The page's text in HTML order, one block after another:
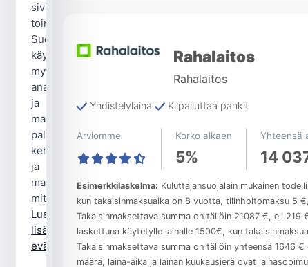
Rahalaitos
Rahalaitos
Yhdistelylaina Kilpailuttaa pankit
Arviomme Korko alkaen
5%
Yhteensä
14
Esimerkkilaskelma: Kuluttajansuojalain mukainen
kun takaisinmaksuaika on 8 vuotta, tilinhoitomaksu 5
Takaisinmaksettava summa on tällöin 21087 €, eli
laskettuna käytetylle lainalle 1500€, kun
Takaisinmaksettava summa on tällöin yhteensä 1646
määrä, laina-aika ja lainan kuukausierä ovat
sivuston
toimintaan.
Suostumuksellasi
käytämme
myös
analytiikka-
ja
markkinointievästeitä
palvelun
kehittämiseen
ja
mainonnan
mittaamiseen.
Lue
lisää
evästekäytännöstä.